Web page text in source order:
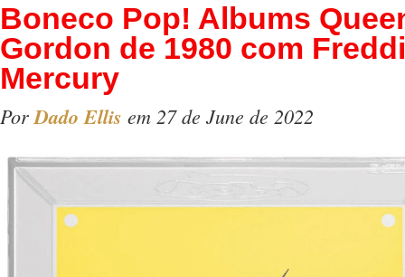
Boneco Pop! Albums
Gordon de 1980 com
Mercury
PorDado Ellis em 27 de June de 2022